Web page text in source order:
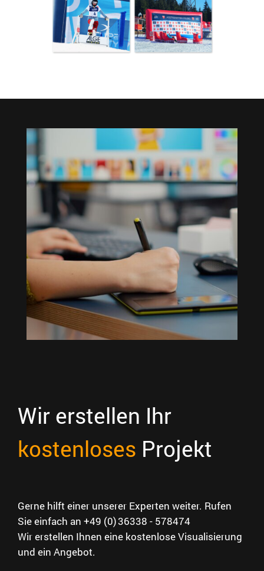
Wir erstellen Ihr
kostenloses Projekt
Gerne hilft einer unserer Experten weiter. Rufen
Sie einfach an +49 (0) 36338 - 578474
Wir erstellen Ihnen eine kostenlose Visualisierung
und ein Angebot.